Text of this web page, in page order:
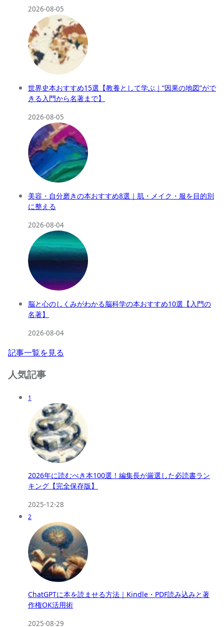
2026-08-05
世界史本おすすめ15選【教養として学ぶ｜“因果の地図”がで
きる入門から名著まで】
2026-08-05
美容・自分磨きの本おすすめ8選｜肌・メイク・服を目的別
に整える
2026-08-04
脳と心のしくみがわかる脳科学の本おすすめ10選【入門の
名著】
2026-08-04
記事一覧を見る
人気記事
1
2026年に読むべき本100選！編集長が厳選した必読書ラン
キング【完全保存版】
2025-12-28
2
ChatGPTに本を読ませる方法｜Kindle・PDF読み込みと著
作権OK活用術
2025-08-29